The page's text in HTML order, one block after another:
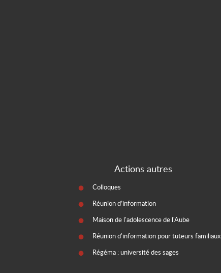
Actions autres
Colloques
Réunion d’information
Maison de l'adolescence de l'Aube
Réunion d'information pour tuteurs familiaux
Régéma : université des sages